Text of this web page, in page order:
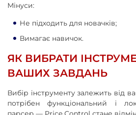
Мінуси:
Не підходить для новачків;
Вимагає навичок.
ЯК ВИБРАТИ
ВАШИХ ЗАВДАНЬ
Вибір інструменту залежить від
потрібен функціональний і